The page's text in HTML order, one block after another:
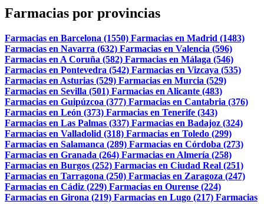
Farmacias por provincias
Farmacias en Barcelona (1550) Farmacias en Madrid (1483)
Farmacias en Navarra (632) Farmacias en Valencia (596)
Farmacias en A Coruña (582) Farmacias en Málaga (546)
Farmacias en Pontevedra (542) Farmacias en Vizcaya (535)
Farmacias en Asturias (529) Farmacias en Murcia (529)
Farmacias en Sevilla (501) Farmacias en Alicante (483)
Farmacias en Guipúzcoa (377) Farmacias en Cantabria (376)
Farmacias en León (373) Farmacias en Tenerife (343)
Farmacias en Las Palmas (337) Farmacias en Badajoz (324)
Farmacias en Valladolid (318) Farmacias en Toledo (299)
Farmacias en Salamanca (289) Farmacias en Córdoba (273)
Farmacias en Granada (264) Farmacias en Almería (258)
Farmacias en Burgos (252) Farmacias en Ciudad Real (251)
Farmacias en Tarragona (250) Farmacias en Zaragoza (247)
Farmacias en Cádiz (229) Farmacias en Ourense (224)
Farmacias en Girona (219) Farmacias en Lugo (217) Farmacias